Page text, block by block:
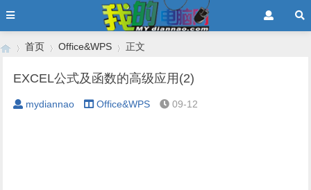
›
首页
›
Office&WPS
›
正文
EXCEL公式及函数的高级应用(2)
mydiannao Office&WPS 09-12